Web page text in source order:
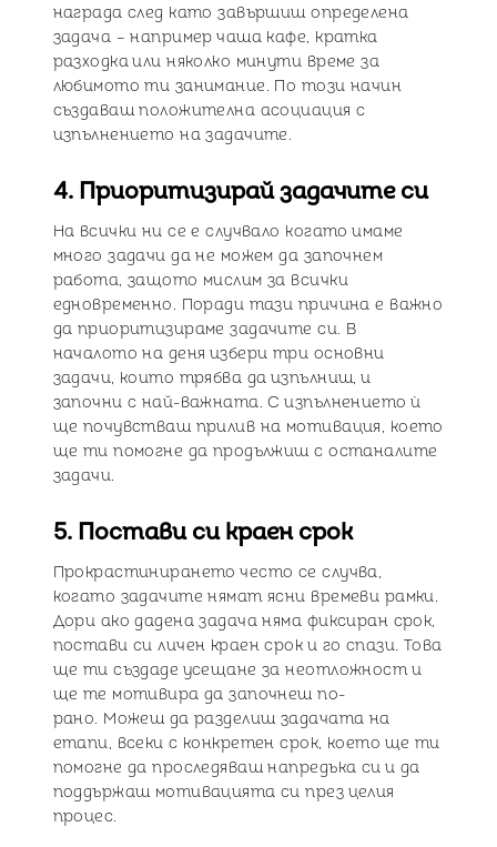
награда след като завършиш определена
задача – например чаша кафе, кратка
разходка или няколко минути време за
любимото ти занимание. По този начин
създаваш положителна асоциация с
изпълнението на задачите.
4. Приоритизирай задачите си
На всички ни се е случвало когато имаме
много задачи да не можем да започнем
работа, защото мислим за всички
едновременно. Поради тази причина е важно
да приоритизираме задачите си. В
началото на деня избери три основни
задачи, които трябва да изпълниш, и
започни с най-важната. С изпълнението ѝ
ще почувстваш прилив на мотивация, което
ще ти помогне да продължиш с останалите
задачи.
5. Постави си краен срок
Прокрастинирането често се случва,
когато задачите нямат ясни времеви рамки.
Дори ако дадена задача няма фиксиран срок,
постави си личен краен срок и го спази. Това
ще ти създаде усещане за неотложност и
ще те мотивира да започнеш по-
рано. Можеш да разделиш задачата на
етапи, всеки с конкретен срок, което ще ти
помогне да проследяваш напредъка си и да
поддържаш мотивацията си през целия
процес.